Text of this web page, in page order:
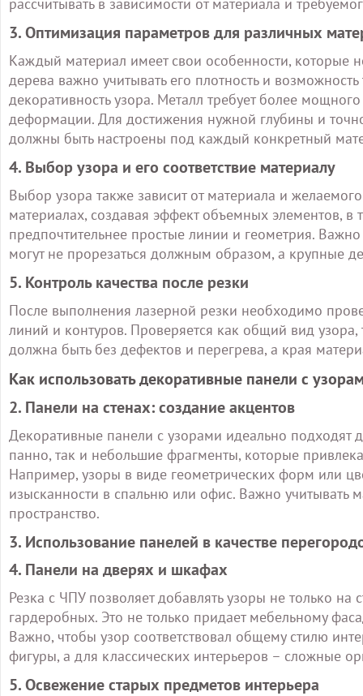
3. Оптимизация параметров для различных
Каждый материал имеет свои особенности, которые
дерева важно учитывать его плотность и
декоративность узора. Металл требует более
деформации. Для достижения нужной глубины и
должны быть настроены под каждый конкретный
4. Выбор узора и его соответствие материалу
Выбор узора также зависит от материала и
материалах, создавая эффект объемных элементов,
предпочтительнее простые линии и геометрия.
могут не прорезаться должным образом, а крупные
5. Контроль качества после резки
После выполнения лазерной резки необходимо
линий и контуров. Проверяется как общий вид узора,
должна быть без дефектов и перегрева, а края
Как использовать декоративные панели с
2. Панели на стенах: создание акцентов
Декоративные панели с узорами идеально подходят
панно, так и небольшие фрагменты, которые
Например, узоры в виде геометрических форм или
изысканности в спальню или офис. Важно
пространство.
3. Использование панелей в качестве
4. Панели на дверях и шкафах
Резка с ЧПУ позволяет добавлять узоры не только
гардеробных. Это не только придает мебельному
Важно, чтобы узор соответствовал общему стилю
фигуры, а для классических интерьеров – сложные
5. Освежение старых предметов интерьера